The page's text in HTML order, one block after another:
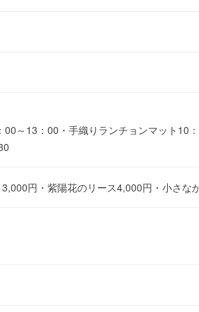
～13：00・手織りランチョンマット10
円・紫陽花のリース4,000円・小さな